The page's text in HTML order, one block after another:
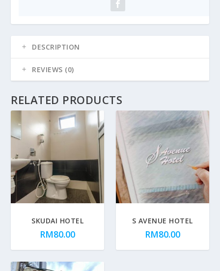
DESCRIPTION
REVIEWS (0)
RELATED PRODUCTS
SKUDAI HOTEL
RM80.00
S AVENUE HOTEL
RM80.00